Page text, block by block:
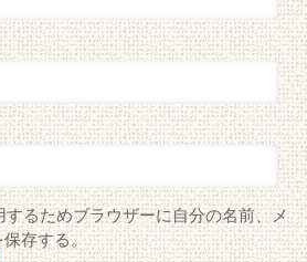
るためブラウザーに自分の名前、メ
存する。